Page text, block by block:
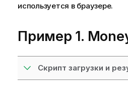
используется в браузере.
Пример 1.
Скрипт загрузки и